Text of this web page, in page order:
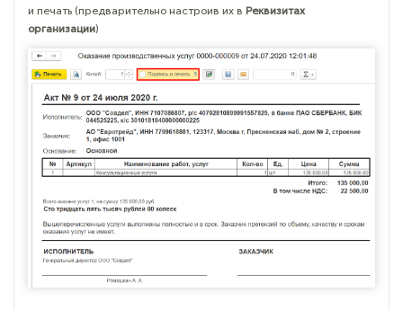
и печать (предварительно настроив их в Реквизитах
организации)